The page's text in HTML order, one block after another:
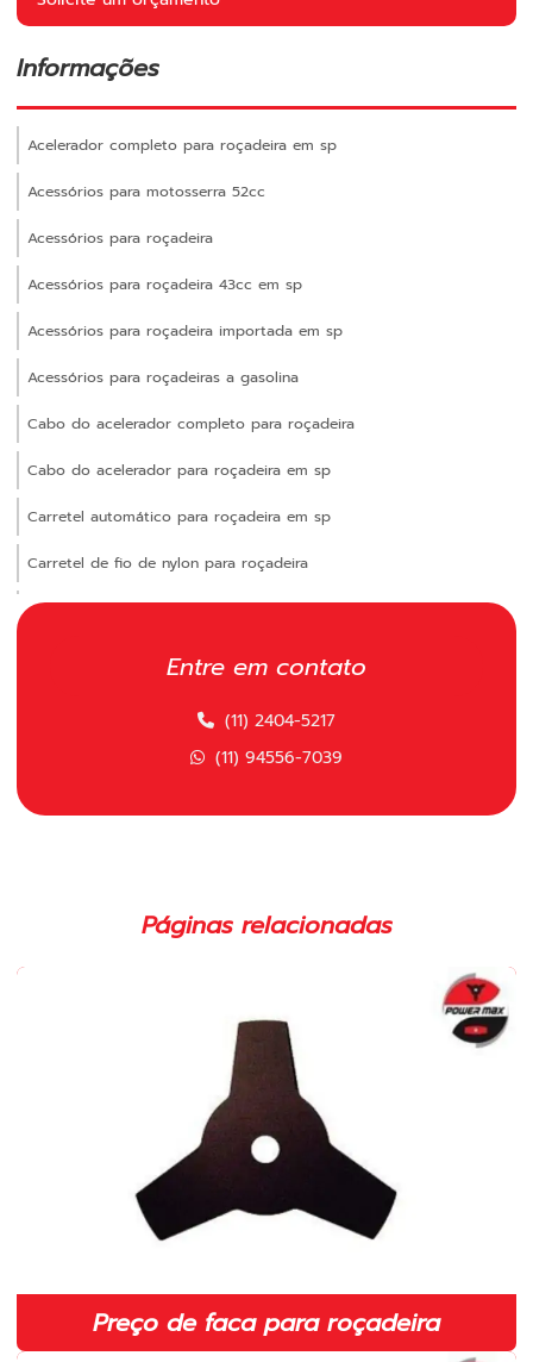
Informações
Acelerador completo para roçadeira em sp
Acessórios para motosserra 52cc
Acessórios para roçadeira
Acessórios para roçadeira 43cc em sp
Acessórios para roçadeira importada em sp
Acessórios para roçadeiras a gasolina
Cabo do acelerador completo para roçadeira
Cabo do acelerador para roçadeira em sp
Carretel automático para roçadeira em sp
Carretel de fio de nylon para roçadeira
Carretel manual para roçadeira
Carretel polimatic para roçadeira
Cilindro completo para motosserras
Cilindro para motosserras 52cc
Cinto duplo para roçadeira
Cinto para roçadeira em sp
Comprar lâmina para roçadeira
Embreagem completa para motosserra
Entre em contato
(11) 2404-5217
(11) 94556-7039
Páginas relacionadas
Preço de faca para roçadeira